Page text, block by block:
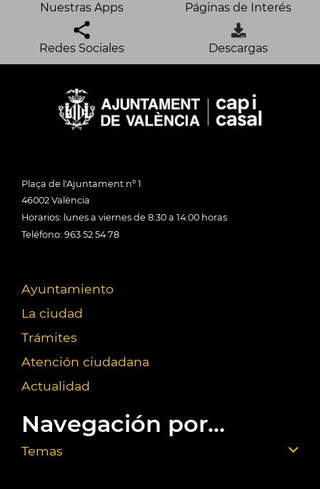
Nuestras Apps Páginas de Interés
Redes Sociales Descargas
Plaça de l'Ajuntament nº 1
46002 València
Horarios: lunes a viernes de 8:30 a 14:00 horas
Teléfono: 963 52 54 78
Ayuntamiento
La ciudad
Trámites
Atención ciudadana
Actualidad
Navegación por...
Temas